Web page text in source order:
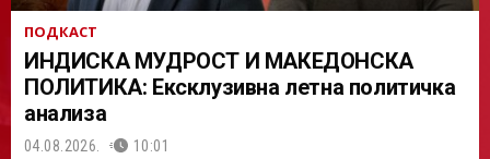
ПОДКАСТ
ИНДИСКА МУДРОСТ И МАКЕДОНСКА
ПОЛИТИКА: Ексклузивна летна политичка
анализа
04.08.2026. 10:01